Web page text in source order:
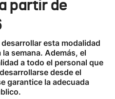
partir de
esta modalidad
semana. Además, el
a todo el personal que
desde el
garantice la adecuada